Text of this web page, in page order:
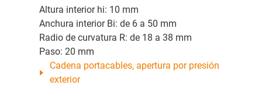
Altura interior hi: 10 mm
Anchura interior Bi: de 6 a 50 mm
Radio de curvatura R: de 18 a 38 mm
Paso: 20 mm
Cadena portacables, apertura por presión
exterior